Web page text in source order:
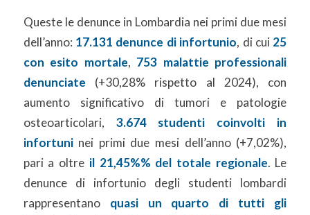
Queste le denunce in Lombardia nei primi due mesi
dell’anno: 17.131 denunce di infortunio, di cui 25
con esito mortale, 753 malattie professionali
denunciate (+30,28% rispetto al 2024), con
aumento significativo di tumori e patologie
osteoarticolari, 3.674 studenti coinvolti in
infortuninei primi due mesi dell’anno (+7,02%),
pari a oltre il 21,45%% del totale regionale. Le
denunce di infortunio degli studenti lombardi
rappresentano quasi un quarto di tutti gli